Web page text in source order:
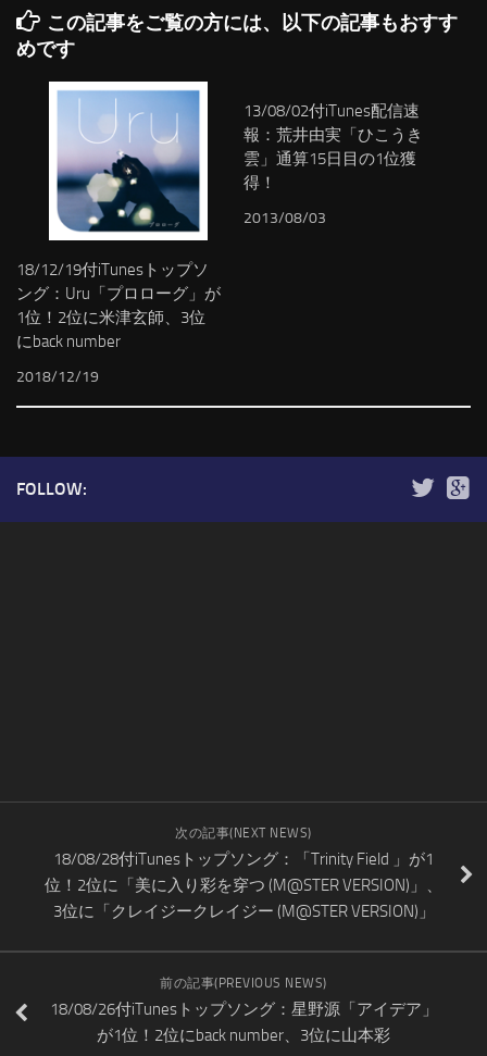
この記事をご覧の方には、以下の記事もおすす
めです
18/12/19付iTunesトップソ
ング：Uru「プロローグ」が
1位！2位に米津玄師、3位
にback number
2018/12/19
13/08/02付iTunes配信速
報：荒井由実「ひこうき
雲」通算15日目の1位獲
得！
2013/08/03
FOLLOW:
次の記事(NEXT NEWS)
18/08/28付iTunesトップソング：「Trinity Field 」が1
位！2位に「美に入り彩を穿つ (M@STER VERSION)」、
3位に「クレイジークレイジー (M@STER VERSION)」
前の記事(PREVIOUS NEWS)
18/08/26付iTunesトップソング：星野源「アイデア」
が1位！2位にback number、3位に山本彩